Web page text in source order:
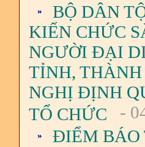
BỘ DÂN
KIẾN CHỨC
NGƯỜI ĐẠI
TỈNH,
NGHỊ ĐỊNH
TỔ CHỨC
-
ĐIỂM BÁO